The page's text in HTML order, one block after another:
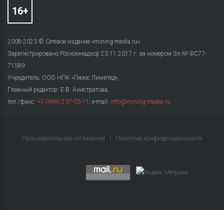
2008-2023 © Сетевое издание «mining-media.ru»
Зарегистрировано Роскомнадзор 23.11.2017 г. за номером Эл № ФС77-
71589
Учредитель: ООО НПК «Гемос Лимитед»,
Главный редактор: Е.В. Анистратова,
тел./факс: +7 (499) 237-03-11 ; e-mail: info@mining-media.ru
Пользовательское соглашение Политика конфиденциальности